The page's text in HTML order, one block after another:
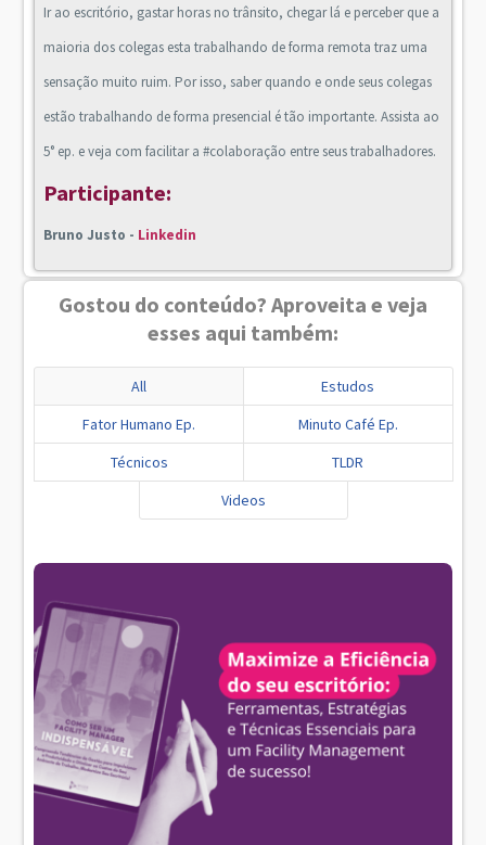
Ir ao escritório, gastar horas no trânsito, chegar lá e perceber que a
maioria dos colegas esta trabalhando de forma remota traz uma
sensação muito ruim. Por isso, saber quando e onde seus colegas
estão trabalhando de forma presencial é tão importante. Assista ao
5° ep. e veja com facilitar a #colaboração entre seus trabalhadores.
Participante:
Bruno Justo - Linkedin
Gostou do conteúdo? Aproveita e veja
esses aqui também:
All
Estudos
Fator Humano Ep.
Minuto Café Ep.
Técnicos
TLDR
Videos